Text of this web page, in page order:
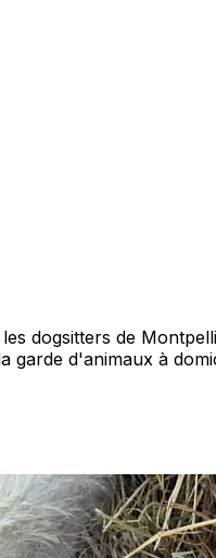
dogsitters de
d'animaux à